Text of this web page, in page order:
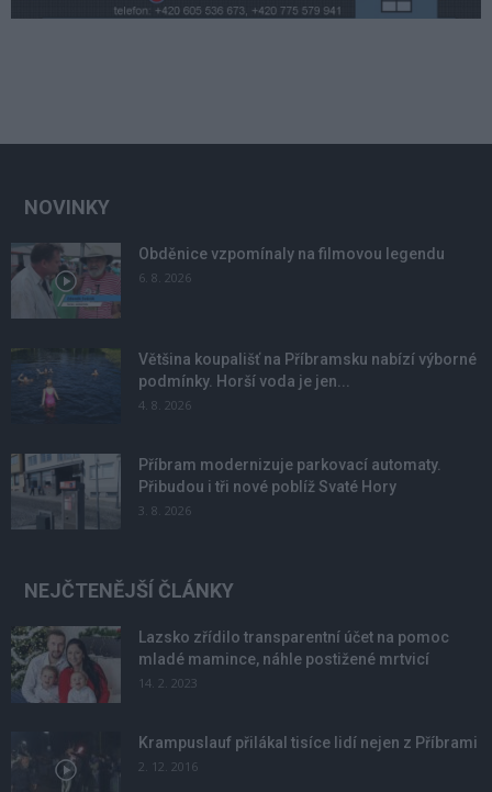
NOVINKY
Obděnice vzpomínaly na filmovou legendu
6. 8. 2026
Většina koupališť na Příbramsku nabízí výborné
podmínky. Horší voda je jen...
4. 8. 2026
Příbram modernizuje parkovací automaty.
Přibudou i tři nové poblíž Svaté Hory
3. 8. 2026
NEJČTENĚJŠÍ ČLÁNKY
Lazsko zřídilo transparentní účet na pomoc
mladé mamince, náhle postižené mrtvicí
14. 2. 2023
Krampuslauf přilákal tisíce lidí nejen z Příbrami
2. 12. 2016